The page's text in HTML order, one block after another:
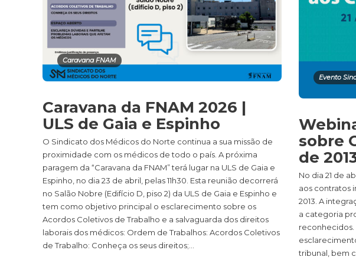
Caravana FNAM
Caravana da FNAM 2026 |
ULS de Gaia e Espinho
O Sindicato dos Médicos do Norte continua a sua missão de
proximidade com os médicos de todo o país. A próxima
paragem da “Caravana da FNAM” terá lugar na ULS de Gaia e
Espinho, no dia 23 de abril, pelas 11h30. Esta reunião decorrerá
no Salão Nobre (Edifício D, piso 2) da ULS de Gaia e Espinho e
tem como objetivo principal o esclarecimento sobre os
Acordos Coletivos de Trabalho e a salvaguarda dos direitos
laborais dos médicos: Ordem de Trabalhos: Acordos Coletivos
de Trabalho: Conheça os seus direitos;...
Evento
sobre
de
No dia 21 de
aos contratos
2013. A
a categoria
reconhecidos.
tribunal, bem